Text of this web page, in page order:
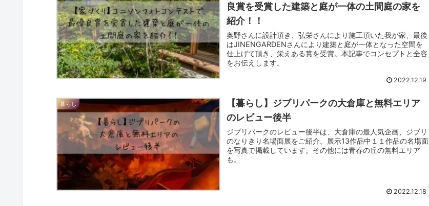
良賞を受賞した建築と庭が一体の土間庭の家を
紹介！！
奥野さんに設計頂き、弘栄さんにより施工頂いた我が家、最後
はJINENGARDENさんにより建築と庭が一体となった空間を
仕上げて頂き、栄えある賞を受賞。本記事でコンセプトと全容
をお伝えします。
2022.12.19
暮らし
【暮らし】ジブリパークの大倉庫と無料エリア
のレビュー後半
ジブリパークのレビュー後半は、大倉庫の最人気企画、ジブリ
のなりきり名場面展をご紹介。展示13作品中１１作品の名場面
を写真で掲載しています。その他には青春の丘の無料エリア
も。
2022.12.18